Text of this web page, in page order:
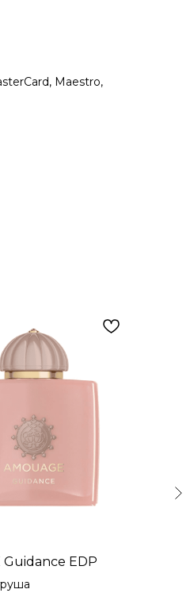
Maestro,
Guidance EDP